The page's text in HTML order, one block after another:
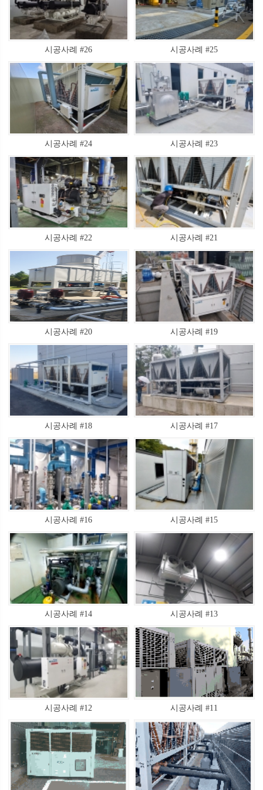
시공사례 #26 시공사례 #25
시공사례 #24 시공사례 #23
시공사례 #22 시공사례 #21
시공사례 #20 시공사례 #19
시공사례 #18 시공사례 #17
시공사례 #16 시공사례 #15
시공사례 #14 시공사례 #13
시공사례 #12 시공사례 #11